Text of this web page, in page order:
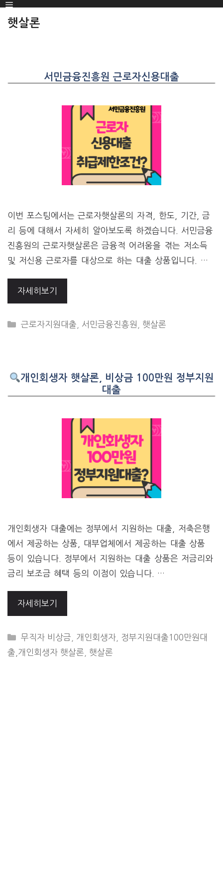
SKIP
TO
Menu
햇살론
서민금융진흥원 근로자신용대출
이번 포스팅에서는 근로자햇살론의 자격, 한도, 기간, 금
리 등에 대해서 자세히 알아보도록 하겠습니다. 서민금융
진흥원의 근로자햇살론은 금융적 어려움을 겪는 저소득
및 저신용 근로자를 대상으로 하는 대출 상품입니다. …
자세히보기
CATEGORIES
근로자지원대출 서민금융진흥원 햇살론
개인회생자 햇살론, 비상금 100만원 정부지원
대출
개인회생자 대출에는 정부에서 지원하는 대출, 저축은행
에서 제공하는 상품, 대부업체에서 제공하는 대출 상품
등이 있습니다. 정부에서 지원하는 대출 상품은 저금리와
금리 보조금 혜택 등의 이점이 있습니다. …
자세히보기
CATEGORIES
무직자 비상금 개인회생자
정부지원대출100만원대
출,개인회생자 햇살론
햇살론